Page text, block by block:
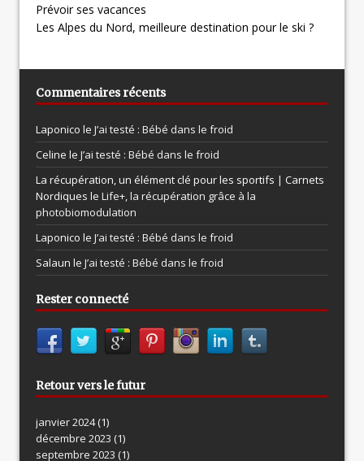
Prévoir ses vacances
Les Alpes du Nord, meilleure destination pour le ski ?
Commentaires récents
Laponico le J’ai testé : Bébé dans le froid
Celine le J’ai testé : Bébé dans le froid
La récupération, un élément clé pour les sportifs | Carnets
Nordiques le Life+, la récupération grâce à la
photobiomodulation
Laponico le J’ai testé : Bébé dans le froid
Salaun le J’ai testé : Bébé dans le froid
Rester connecté
Retour vers le futur
janvier 2024(1)
décembre 2023 (1)
septembre 2023 (1)